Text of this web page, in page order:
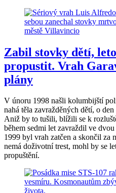
Zabil stovky dětí,
propustit. Vrah
plány
V únoru 1998 našli kolumbijští
nahá těla zavražděných dětí, o
Aniž by to tušili, blížili se k
během sedmi let zavraždil ve
1999 byl vrah zatčen a skončil za
nemá doživotní trest, mohl by se
propuštění.